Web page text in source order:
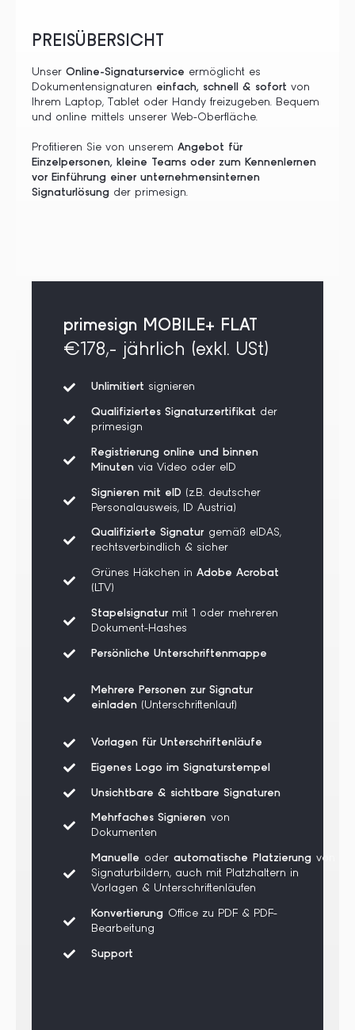
PREISÜBERSICHT
Unser Online-Signaturservice ermöglicht es
Dokumentensignaturen einfach, schnell & sofort von
Ihrem Laptop, Tablet oder Handy freizugeben. Bequem
und online mittels unserer Web-Oberfläche.
Profitieren Sie von unserem Angebot für
Einzelpersonen, kleine Teams oder zum Kennenlernen
vor Einführung einer unternehmensinternen
Signaturlösung der primesign.
primesign MOBILE+ FLAT
€178,- jährlich (exkl. USt)
Unlimitiert signieren
Qualifiziertes Signaturzertifikat der
primesign
Registrierung online und binnen
Minuten via Video oder eID
Signieren mit eID (z.B. deutscher
Personalausweis, ID Austria)
Qualifizierte Signatur gemäß eIDAS,
rechtsverbindlich & sicher
Grünes Häkchen in Adobe Acrobat
(LTV)
Stapelsignatur mit 1 oder mehreren
Dokument-Hashes
Persönliche Unterschriftenmappe
Mehrere Personen zur Signatur
einladen (Unterschriftenlauf)
Vorlagen für Unterschriftenläufe
Eigenes Logo im Signaturstempel
Unsichtbare & sichtbare Signaturen
Mehrfaches Signieren von
Dokumenten
Manuelle oder automatische Platzierung von
Signaturbildern, auch mit Platzhaltern in
Vorlagen & Unterschriftenläufen
Konvertierung Office zu PDF & PDF-
Bearbeitung
Support